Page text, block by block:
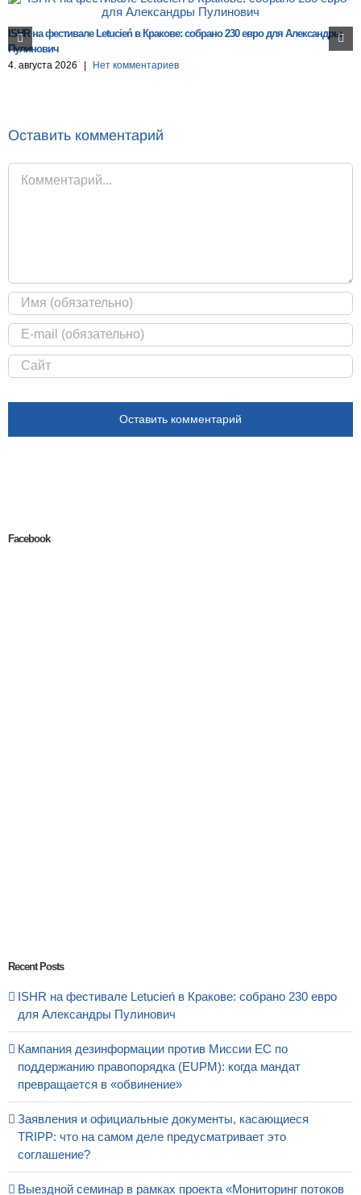
ISHR на фестивале Letucień в Кракове: собрано 230 евро для Александры
Пулинович
4. августа 2026 | Нет комментариев
Оставить комментарий
Комментарий
Facebook
Recent Posts
ISHR на фестивале Letucień в Кракове: собрано 230 евро
для Александры Пулинович
Кампания дезинформации против Миссии ЕС по
поддержанию правопорядка (EUPM): когда мандат
превращается в «обвинение»
Заявления и официальные документы, касающиеся
TRIPP: что на самом деле предусматривает это
соглашение?
Выездной семинар в рамках проекта «Мониторинг потоков